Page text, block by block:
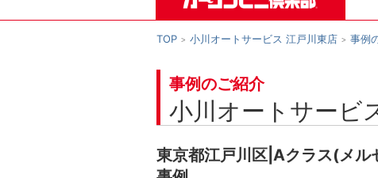
TOP 小川オートサービス 江戸川東店 事例
事例のご紹介
小川オートサービ
東京都江戸川区|Aクラス(メル